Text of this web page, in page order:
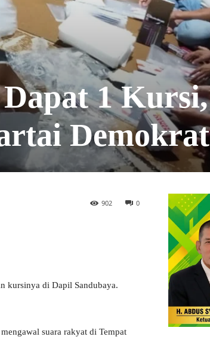
1 Kursi,
Demokrat
0
902
kursinya di Dapil Sandubaya.
suara rakyat di Tempat